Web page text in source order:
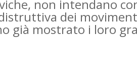
non intendano
dei
già mostrato i loro